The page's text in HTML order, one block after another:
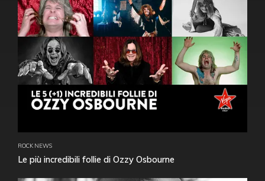
ROCK NEWS
Le più incredibili follie di Ozzy Osbourne